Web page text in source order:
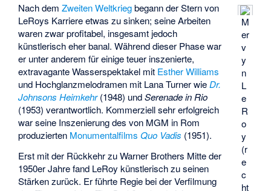
M
er
v
y
n
L
e
R
o
y
(r
e
c
ht
Nach demZweiten Weltkriegbegann der Stern von
LeRoys Karriere etwas zu sinken; seine Arbeiten
waren zwar profitabel, insgesamt jedoch
künstlerisch eher banal. Während dieser Phase war
er unter anderem für einige teuer inszenierte,
extravagante Wasserspektakel mit Esther Williams
und Hochglanzmelodramen mit Lana Turner wieDr.
Johnsons Heimkehr(1948) undSerenade in Rio
(1953) verantwortlich. Kommerziell sehr erfolgreich
war seine Inszenierung des von MGM in Rom
produzierten Monumentalfilms Quo Vadis (1951).
Erst mit der Rückkehr zu Warner Brothers Mitte der
1950er Jahre fand LeRoy künstlerisch zu seinen
Stärken zurück. Er führte Regie bei der Verfilmung